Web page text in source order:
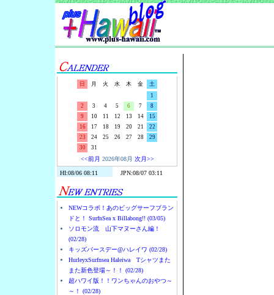
日 月 火 水 木 金
土
1
2
3 4 5 6 7
8
9
10 11 12 13 14
15
16
17 18 19 20 21
22
23
24 25 26 27 28
29
30
31
<<前月 2026年08月 次月>>
NEWコラボ！あのビッグサーフブラン
ドと！ SurfnSea x Billabong!! (03/05)
ソロモン流 山下マヌーさん編！
(02/28)
キッズバースデー@ハレイワ (02/28)
HurleyxSurfnsea Haleiwa Tシャツまた
また新色登場～！！ (02/28)
超ハワイ版！！ワンちゃんのおやつ～
～！ (02/28)